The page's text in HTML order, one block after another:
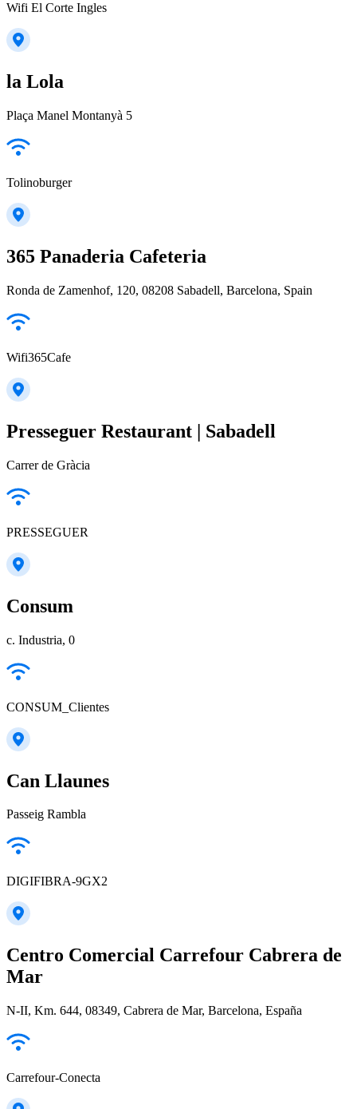
Wifi El Corte Ingles
la Lola
Plaça Manel Montanyà 5
Tolinoburger
365 Panaderia Cafeteria
Ronda de Zamenhof, 120, 08208 Sabadell, Barcelona, Spain
Wifi365Cafe
Presseguer Restaurant | Sabadell
Carrer de Gràcia
PRESSEGUER
Consum
c. Industria, 0
CONSUM_Clientes
Can Llaunes
Passeig Rambla
DIGIFIBRA-9GX2
Centro Comercial Carrefour Cabrera de
Mar
N-II, Km. 644, 08349, Cabrera de Mar, Barcelona, España
Carrefour-Conecta